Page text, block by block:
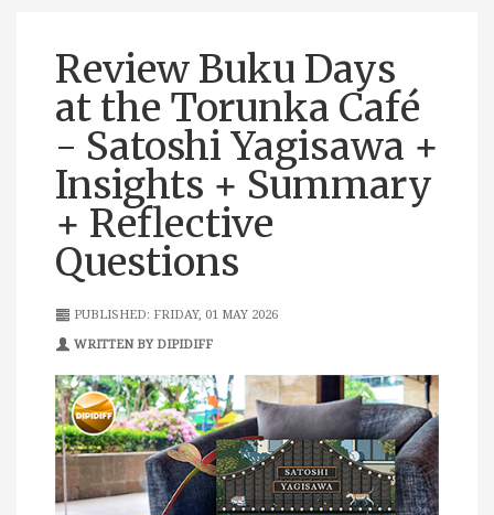
Review Buku Days
at the Torunka Café
- Satoshi Yagisawa +
Insights + Summary
+ Reflective
Questions
PUBLISHED: FRIDAY, 01 MAY 2026
WRITTEN BY DIPIDIFF